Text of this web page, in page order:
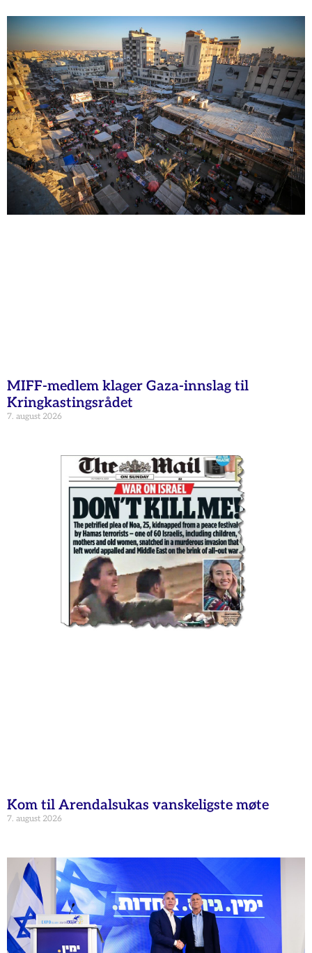
MIFF-medlem klager Gaza-innslag til
Kringkastingsrådet
7. august 2026
Kom til Arendalsukas vanskeligste møte
7. august 2026